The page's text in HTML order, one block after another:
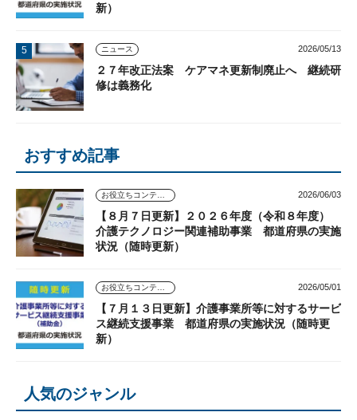
新）
ニュース 2026/05/13
２７年改正法案 ケアマネ更新制廃止へ 継続研
修は義務化
おすすめ記事
2026/06/03
【８月７日更新】２０２６年度（令和８年度）
介護テクノロジー関連補助事業 都道府県の実施
状況（随時更新）
2026/05/01
【７月１３日更新】介護事業所等に対するサービ
ス継続支援事業 都道府県の実施状況（随時更
新）
人気のジャンル